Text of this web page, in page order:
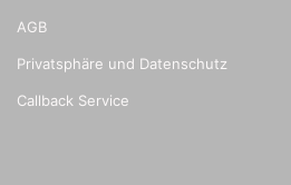
AGB
Privatsphäre und Datenschutz
Callback Service